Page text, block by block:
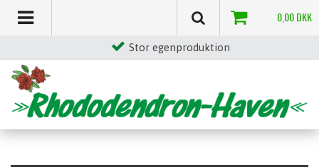
Stor egenproduktion
0,00DKK